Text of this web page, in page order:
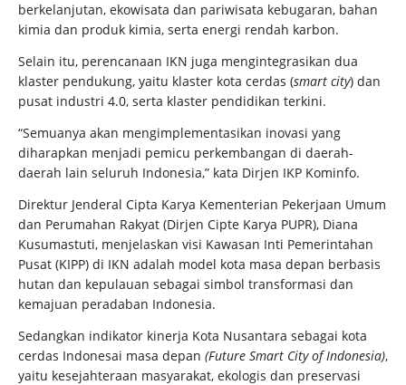
berkelanjutan, ekowisata dan pariwisata kebugaran, bahan
kimia dan produk kimia, serta energi rendah karbon.
Selain itu, perencanaan IKN juga mengintegrasikan dua
klaster pendukung, yaitu klaster kota cerdas (smart city) dan
pusat industri 4.0, serta klaster pendidikan terkini.
“Semuanya akan mengimplementasikan inovasi yang
diharapkan menjadi pemicu perkembangan di daerah-
daerah lain seluruh Indonesia,” kata Dirjen IKP Kominfo.
Direktur Jenderal Cipta Karya Kementerian Pekerjaan Umum
dan Perumahan Rakyat (Dirjen Cipte Karya PUPR), Diana
Kusumastuti, menjelaskan visi Kawasan Inti Pemerintahan
Pusat (KIPP) di IKN adalah model kota masa depan berbasis
hutan dan kepulauan sebagai simbol transformasi dan
kemajuan peradaban Indonesia.
Sedangkan indikator kinerja Kota Nusantara sebagai kota
cerdas Indonesai masa depan (Future Smart City of Indonesia),
yaitu kesejahteraan masyarakat, ekologis dan preservasi